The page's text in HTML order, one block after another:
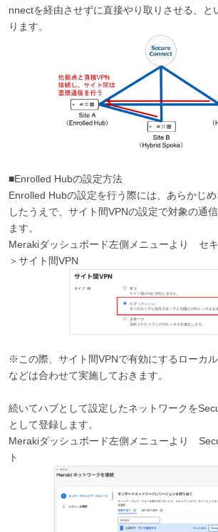
nnectを経由させずに直接やり取りさせる、と
ります。
■Enrolled Hubの設定方法
Enrolled Hubの設定を行う際には、あらかじ
したうえで、サイト間VPNの設定で対象の通
ます。
Merakiダッシュボード左側メニューより セ
＞サイト間VPN
※この際、サイト間VPNで有効にするローカ
などは合わせて実施しておきます。
続いてハブとして設定したネットワークを
として登録します。
Merakiダッシュボード左側メニューより
ト